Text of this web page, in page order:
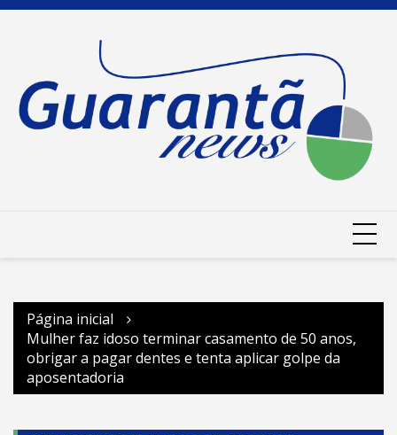
Ir
Página inicial
Mulher faz idoso terminar casamento de 50 anos,
obrigar a pagar dentes e tenta aplicar golpe da
aposentadoria